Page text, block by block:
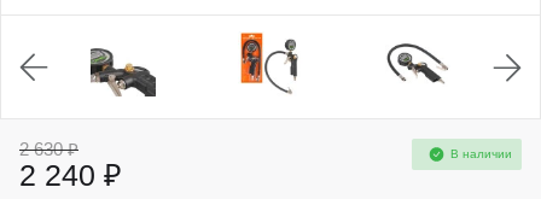
2 630 ₽
2 240 ₽
В наличии